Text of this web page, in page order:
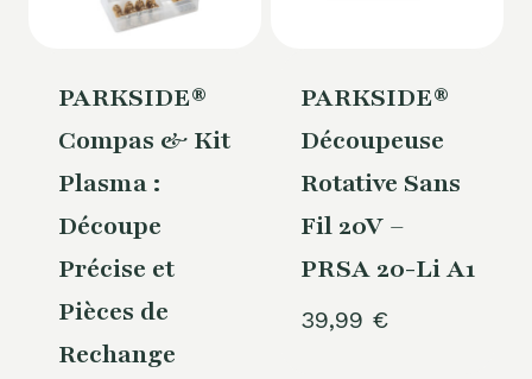
PARKSIDE®
Compas & Kit
Plasma :
Découpe
Précise et
Pièces de
Rechange
PARKSIDE®
Découpeuse
Rotative Sans
Fil 20V –
PRSA 20-Li A1
39,99 €